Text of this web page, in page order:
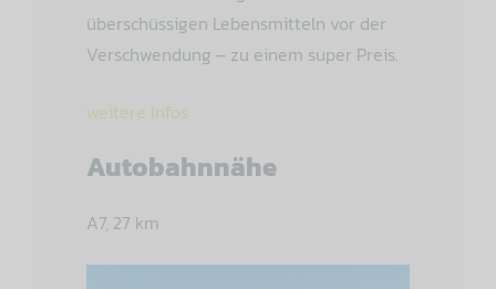
überschüssigen Lebensmitteln vor der
Verschwendung – zu einem super Preis.
weitere Infos
Autobahnnähe
A7, 27 km